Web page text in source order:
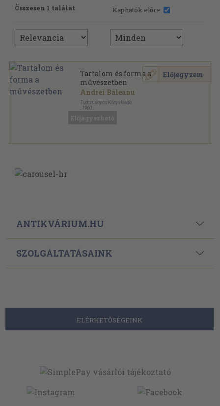
Összesen 1 találat Kaphatók előre:
Tartalom és forma a
művészetben
Andrei Báleanu
Tudományos Könyvkiadó
1960
Előjegyzem
ANTIKVÁRIUM.HU
SZOLGÁLTATÁSAINK
ELÉRHETŐSÉGEINK